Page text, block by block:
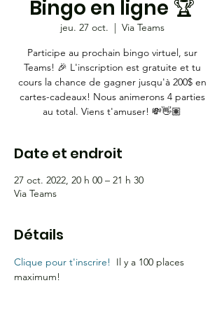
Bingo en ligne 🏆
jeu. 27 oct.
  |
Via Teams
Participe au prochain bingo virtuel, sur
Teams! 🎉 L'inscription est gratuite et tu
cours la chance de gagner jusqu'à 200$ en
cartes-cadeaux! Nous animerons 4 parties
au total. Viens t'amuser! 💸👋🏽
Date et endroit
27 oct. 2022, 20 h 00 – 21 h 30
Via Teams
Détails
Clique pour t'inscrire! Il y a 100 places
maximum!